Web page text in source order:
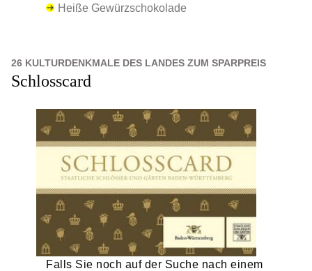
Heiße Gewürzschokolade
26 KULTURDENKMALE DES LANDES ZUM SPARPREIS
Schlosscard
Falls Sie noch auf der Suche nach einem